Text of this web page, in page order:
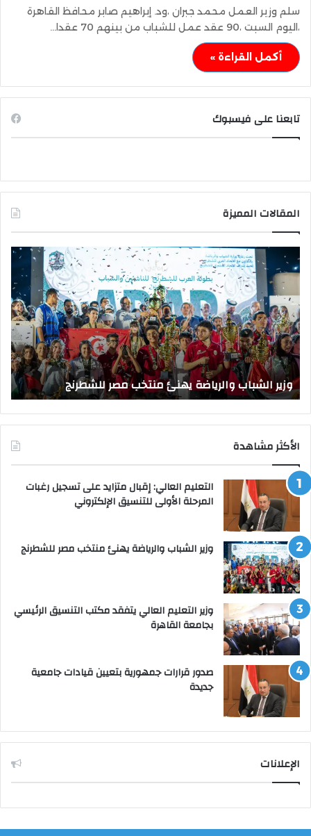
سلم وزير العمل محمد جبران ،ود. إبراهيم صابر محافظ القاهرة
،اليوم السبت ،90 عقد عمل للشباب من بينهم 70 عقدا…
أكمل القراءة »
تابعنا على فيسبوك
المقالات المميزة
الشباب
والرياضة
يهنئ
منتخب
مصر
للشطرنج
وزير الشباب والرياضة يهنئ منتخب مصر للشطرنج
الأكثر مشاهدة
التعليم العالي: إقبال متزايد على تسجيل رغبات
المرحلة الأولى للتنسيق الإلكتروني
وزير الشباب والرياضة يهنئ منتخب مصر للشطرنج
وزير التعليم العالي يتفقد مكتب التنسيق الرئيسي
بجامعة القاهرة
صدور قرارات جمهورية بتعيين قيادات جامعية
جديدة
الإعلانات